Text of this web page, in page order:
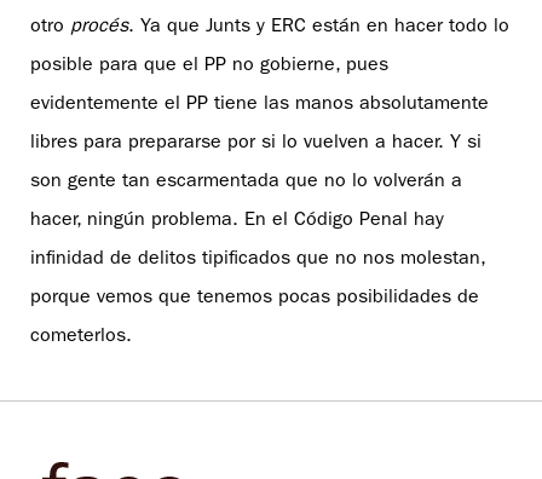
otro procés. Ya que Junts y ERC están en hacer todo lo
posible para que el PP no gobierne, pues
evidentemente el PP tiene las manos absolutamente
libres para prepararse por si lo vuelven a hacer. Y si
son gente tan escarmentada que no lo volverán a
hacer, ningún problema. En el Código Penal hay
infinidad de delitos tipificados que no nos molestan,
porque vemos que tenemos pocas posibilidades de
cometerlos.